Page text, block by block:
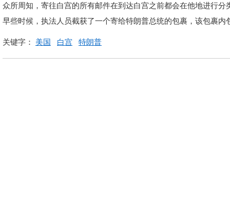
众所周知，寄往白宫的所有邮件在到达白宫之前都会在他地进行
早些时候，执法人员截获了一个寄给特朗普总统的包裹，该包裹内
关键字： 美国 白宫 特朗普